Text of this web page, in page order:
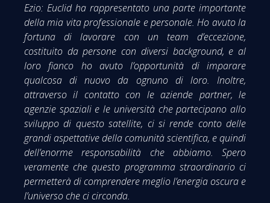
Ezio: Euclid ha rappresentato una parte importante
della mia vita professionale e personale. Ho avuto la
fortuna di lavorare con un team d’eccezione,
costituito da persone con diversi background, e al
loro fianco ho avuto l’opportunità di imparare
qualcosa di nuovo da ognuno di loro. Inoltre,
attraverso il contatto con le aziende partner, le
agenzie spaziali e le università che partecipano allo
sviluppo di questo satellite, ci si rende conto delle
grandi aspettative della comunità scientifica, e quindi
dell’enorme responsabilità che abbiamo. Spero
veramente che questo programma straordinario ci
permetterà di comprendere meglio l’energia oscura e
l’universo che ci circonda.